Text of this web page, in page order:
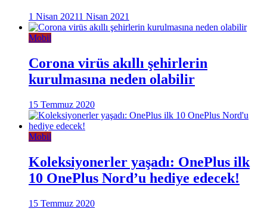
1 Nisan 20211 Nisan 2021
Mobil
Corona virüs akıllı şehirlerin
kurulmasına neden olabilir
15 Temmuz 2020
Mobil
Koleksiyonerler yaşadı: OnePlus ilk
10 OnePlus Nord’u hediye edecek!
15 Temmuz 2020